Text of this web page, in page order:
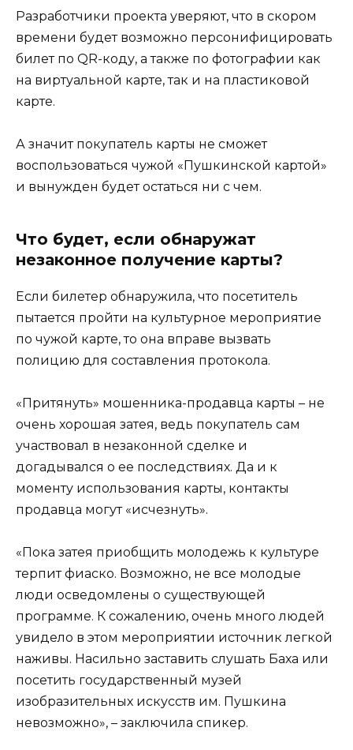
Разработчики проекта уверяют, что в скором
времени будет возможно персонифицировать
билет по QR-коду, а также по фотографии как
на виртуальной карте, так и на пластиковой
карте.
А значит покупатель карты не сможет
воспользоваться чужой «Пушкинской картой»
и вынужден будет остаться ни с чем.
Что будет, если обнаружат
незаконное получение карты?
Если билетер обнаружила, что посетитель
пытается пройти на культурное мероприятие
по чужой карте, то она вправе вызвать
полицию для составления протокола.
«Притянуть» мошенника-продавца карты – не
очень хорошая затея, ведь покупатель сам
участвовал в незаконной сделке и
догадывался о ее последствиях. Да и к
моменту использования карты, контакты
продавца могут «исчезнуть».
«Пока затея приобщить молодежь к культуре
терпит фиаско. Возможно, не все молодые
люди осведомлены о существующей
программе. К сожалению, очень много людей
увидело в этом мероприятии источник легкой
наживы. Насильно заставить слушать Баха или
посетить государственный музей
изобразительных искусств им. Пушкина
невозможно», – заключила спикер.